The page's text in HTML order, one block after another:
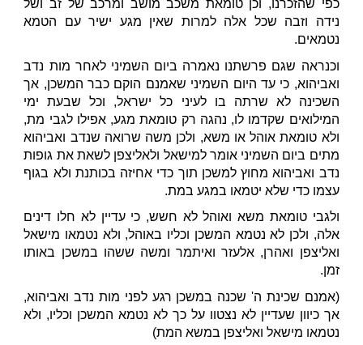
כפי שהזכרנו, וכן טומאת משכב מושב ומרכב של זב ושל
נידה וזבה שכל אלה למרות שאין מגע ישיר עם הטמא
נטמאים.
וכנראה שגם פרשתנו נאמרה ביום השמיני לאחר מות נדב
ואביהוא, כי עד היום השמיני שאמנם הוקם כבר המשכן, אך
השכינה לא שרתה בו לעיני כל ישראל, וכל שבעת ימי
המילואים שקדמו לו, נהגה רק טומאת מגע, אפילו לגבי מת,
ולא טומאת אוהל או משא, ולכן משה שרואה שנדב ואביהוא
מתים ביום השמיני אומר למישאל ולאליצפן לשאת את גופות
נדב ואביהוא מחוץ למשכן תוך כדי אחיזה בכותנת ולא בגוף
עצמו כדי שלא יטמאו במגע במת.
ולגבי טומאת משא ואוהל לא חשש, כי עדיין לא חלו דינים
אלה, ולכן לא נטמא המשכן וכליו באוהל, ולא נטמאו מישאל
ואליצפן ואהרן, אלעזר ואיתמר ומשה ששהו במשכן באותו
זמן.
(אמנם שכינת ה' שכנה במשכן רגע לפני מות נדב ואביהוא,
אך כיוון שעדיין לא נצטוו על כך לא נטמא המשכן וכליו, ולא
נטמאו מישאל ואליצפן במשא המת)